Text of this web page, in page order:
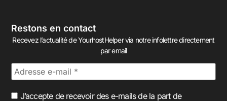
Restons en contact
Recevez l’actualité de YourhostHelper via notre infolettre directement
par email
J’accepte de recevoir des e-mails de la part de